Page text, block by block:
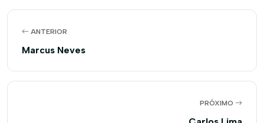
ANTERIOR
Marcus Neves
PRÓXIMO